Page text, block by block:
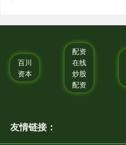
百川
资本
配资
在线
炒股
配资
友情链接：